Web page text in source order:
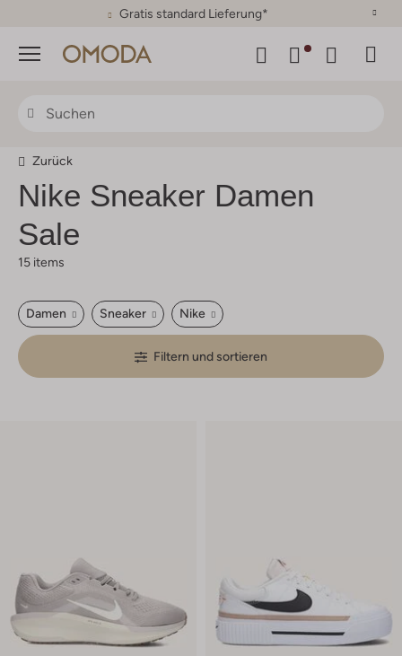
30 Tage Rückgaberecht
Menü
Zurück
Nike Sneaker Damen
Sale
15 items
Damen Sneaker Nike
Filtern und sortieren